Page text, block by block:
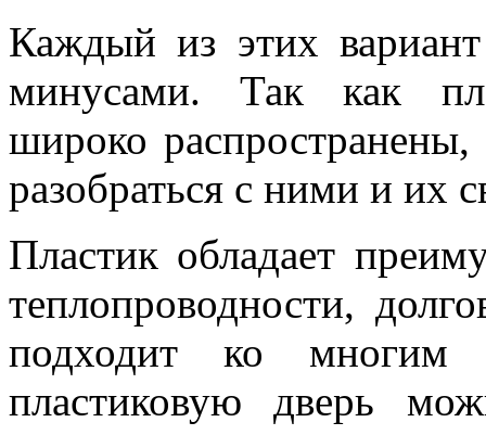
Каждый из этих
минусами. Так как
широко
разобраться с ними и их
Пластик обладает
теплопроводности,
подходит ко многим
пластиковую дверь